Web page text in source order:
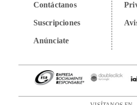
Contáctanos
Suscripciones
Anúnciate